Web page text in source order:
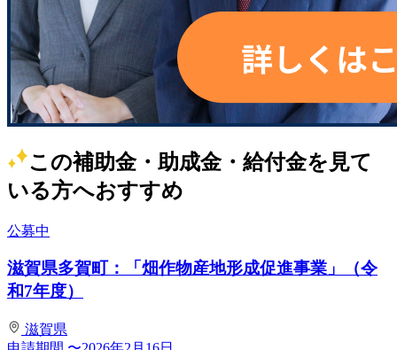
この補助金・助成金・給付金を見て
いる方へおすすめ
公募中
滋賀県多賀町：「畑作物産地形成促進事業」（令
和7年度）
滋賀県